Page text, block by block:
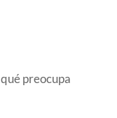
preocupa